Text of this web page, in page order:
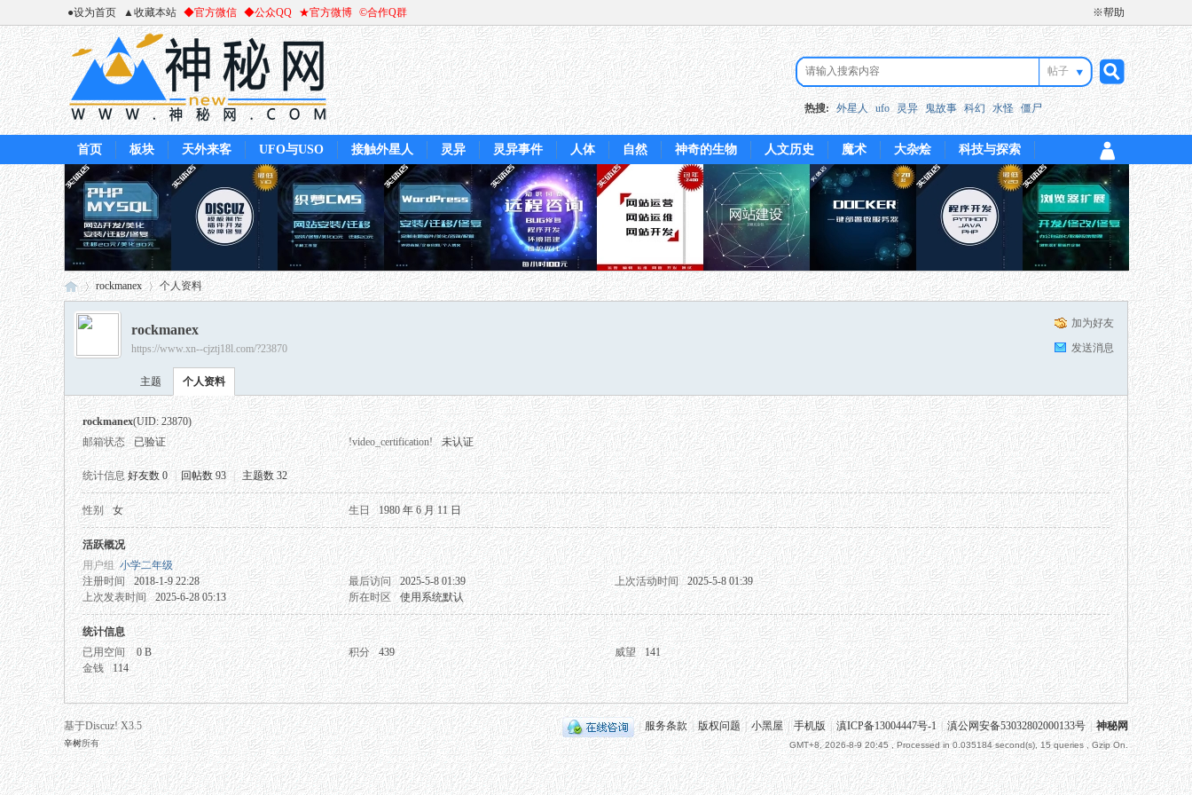
●设为首页 ▲收藏本站 ◆官方微信 ◆公众QQ ★官方微博 ©合作Q群 ※帮助
帖子
搜
索
热搜: 外星人 ufo 灵异 鬼故事 科幻 水怪 僵尸
首页 板块 天外来客 UFO与USO 接触外星人 灵异 灵异事件 人体 自然 神奇的生物 人文历史 魔术 大杂烩 科技与探索
秘
网
›
rockmanex 个人资料
加为好友
发送消息
rockmanex
https://www.xn--cjztj18l.com/?23870
主题 个人资料
rockmanex(UID: 23870)
邮箱状态
已验证 !video_certification! 未认证
统计信息 好友数 0 回帖数 93 主题数 32
性别 女 生日 1980 年 6 月 11 日
活跃概况
用户组 小学二年级
注册时间
2018-1-9 22:28 最后访问 2025-5-8 01:39 上次活动时间
2025-5-8 01:39
上次发表时间
2025-6-28 05:13 所在时区 使用系统默认
统计信息
已用空间
0 B 积分 439 威望
141
金钱
114
服务条款 版权问题 | 小黑屋 手机版 滇ICP备13004447号-1 | 滇公网安备53032802000133号 神秘网
GMT+8, 2026-8-9 20:45 , Processed in 0.035184 second(s), 15 queries , Gzip On.
基于Discuz! X3.5
辛树所有